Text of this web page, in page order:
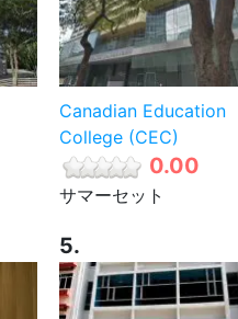
Canadian Education
College (CEC)
0.00
サマーセット
5.